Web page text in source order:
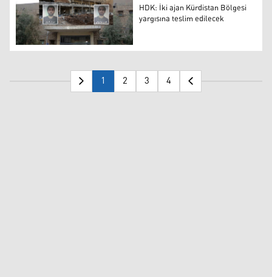
HDK: İki ajan Kürdistan Bölgesi yargısına teslim edilecek
HDK: İki ajan Kürdistan Bölgesi
yargısına teslim edilecek
1 2 3 4